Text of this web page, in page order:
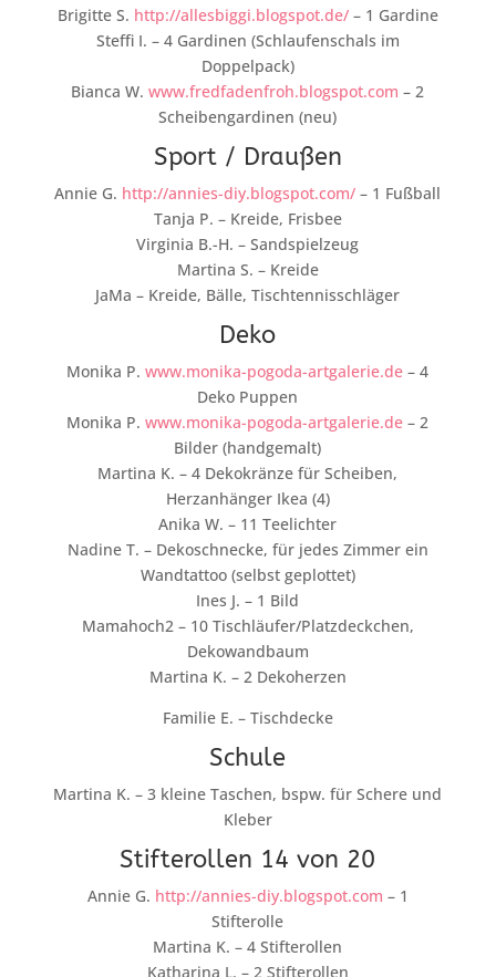
Brigitte S. http://allesbiggi.blogspot.de/ – 1 Gardine
Steffi I. – 4 Gardinen (Schlaufenschals im
Doppelpack)
Bianca W.www.fredfadenfroh.blogspot.com – 2
Scheibengardinen (neu)
Sport / Draußen
Annie G. http://annies-diy.blogspot.com/ – 1 Fußball
Tanja P. – Kreide, Frisbee
Virginia B.-H. – Sandspielzeug
Martina S. – Kreide
JaMa – Kreide, Bälle, Tischtennisschläger
Deko
Monika P.www.monika-pogoda-artgalerie.de – 4
Deko Puppen
Monika P.www.monika-pogoda-artgalerie.de – 2
Bilder (handgemalt)
Martina K. – 4 Dekokränze für Scheiben,
Herzanhänger Ikea (4)
Anika W. – 11 Teelichter
Nadine T. – Dekoschnecke, für jedes Zimmer ein
Wandtattoo (selbst geplottet)
Ines J. – 1 Bild
Mamahoch2 – 10 Tischläufer/Platzdeckchen,
Dekowandbaum
Martina K. – 2 Dekoherzen
Familie E. – Tischdecke
Schule
Martina K. – 3 kleine Taschen, bspw. für Schere und
Kleber
Stifterollen 14 von 20
Annie G. http://annies-diy.blogspot.com – 1
Stifterolle
Martina K. – 4 Stifterollen
Katharina L. – 2 Stifterollen